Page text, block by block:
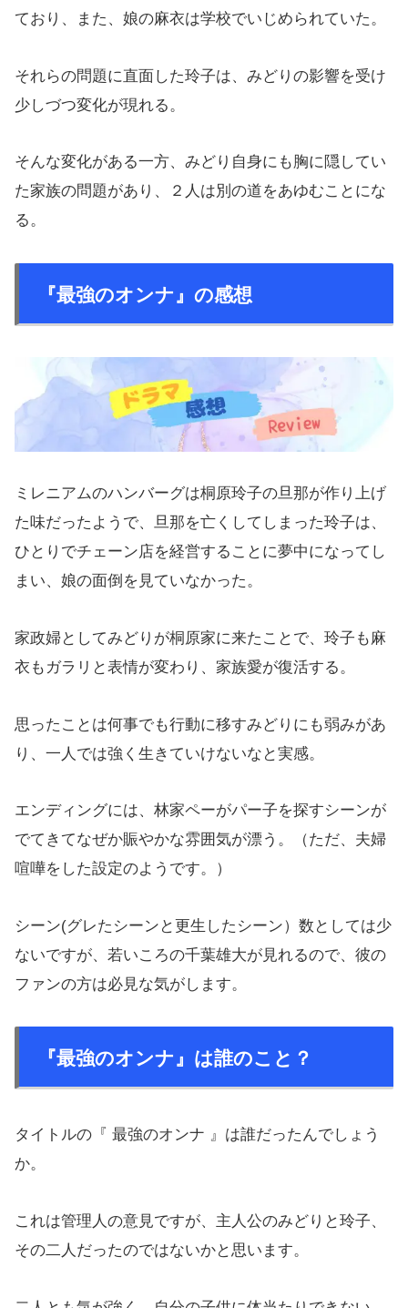
ており、また、娘の麻衣は学校でいじめられていた。
それらの問題に直面した玲子は、みどりの影響を受け
少しづつ変化が現れる。
そんな変化がある一方、みどり自身にも胸に隠してい
た家族の問題があり、２人は別の道をあゆむことにな
る。
『最強のオンナ』の感想
ミレニアムのハンバーグは桐原玲子の旦那が作り上げ
た味だったようで、旦那を亡くしてしまった玲子は、
ひとりでチェーン店を経営することに夢中になってし
まい、娘の面倒を見ていなかった。
家政婦としてみどりが桐原家に来たことで、玲子も麻
衣もガラリと表情が変わり、家族愛が復活する。
思ったことは何事でも行動に移すみどりにも弱みがあ
り、一人では強く生きていけないなと実感。
エンディングには、林家ペーがパー子を探すシーンが
でてきてなぜか賑やかな雰囲気が漂う。（ただ、夫婦
喧嘩をした設定のようです。）
シーン(グレたシーンと更生したシーン）数としては少
ないですが、若いころの千葉雄大が見れるので、彼の
ファンの方は必見な気がします。
『最強のオンナ』は誰のこと？
タイトルの『 最強のオンナ 』は誰だったんでしょう
か。
これは管理人の意見ですが、主人公のみどりと玲子、
その二人だったのではないかと思います。